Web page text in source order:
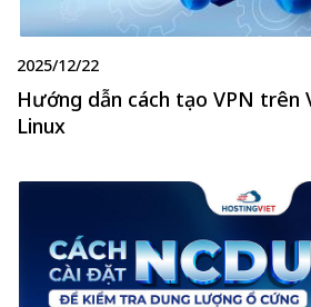
2025/12/22
Hướng dẫn cách tạo VPN trên
Linux